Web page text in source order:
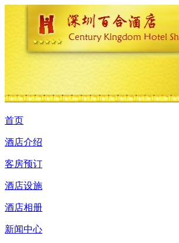
首页
酒店介绍
客房预订
酒店设施
酒店相册
新闻中心